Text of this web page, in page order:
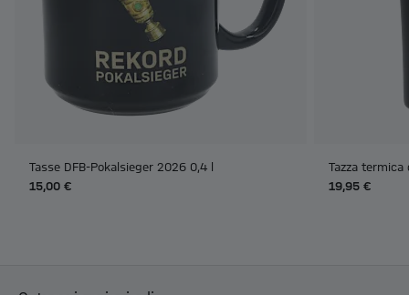
Tasse DFB-Pokalsieger 2026 0,4 l
15,00 €
Tazza termica
19,95 €